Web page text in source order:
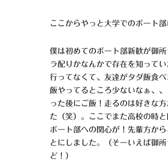
ここからやっと大学でのボート
僕は初めてのボート部新歓が御
ラ配りかなんかで存在を知って
行ってなくて、友達がタダ飯食
飯やってるところ少ないなぁ、
った後にご飯！走るのは好きな
た（笑）。ここでまた高校の時
ボート部への関心が！先輩方か
とにしました。（そーいえば御
ど！）